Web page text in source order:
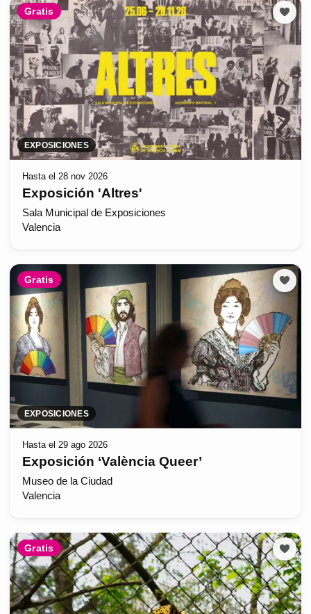
Gratis
EXPOSICIONES
Hasta el 28 nov 2026
Exposición 'Altres'
Sala Municipal de Exposiciones
Valencia
Gratis
EXPOSICIONES
Hasta el 29 ago 2026
Exposición ‘València Queer’
Museo de la Ciudad
Valencia
Gratis